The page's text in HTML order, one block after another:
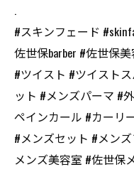
.
#スキンフェード
佐世保barber #佐世保
#ツイスト #ツイスト
ット #メンズパーマ #
ペインカール #カーリ
#メンズセット #メン
メンズ美容室 #佐世保